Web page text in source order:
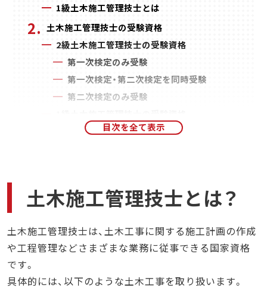
1級土木施工管理技士とは
土木施工管理技士の受験資格
2級土木施工管理技士の受験資格
第一次検定のみ受験
第一次検定・第二次検定を同時受験
第二次検定のみ受験
第一次検定と第二次検定を同時受験
【2026年度】土木施工管理技士の試験スケジュー
2級土木施工管理技士の試験スケジュール
2級土木施工管理技士の試験日
2級土木施工管理技士の試験内容
土木施工管理技士とは？
土木施工管理技士は、土木工事に関する施工計画の作成
や工程管理などさまざまな業務に従事できる国家資格
です。
具体的には、以下のような土木工事を取り扱います。